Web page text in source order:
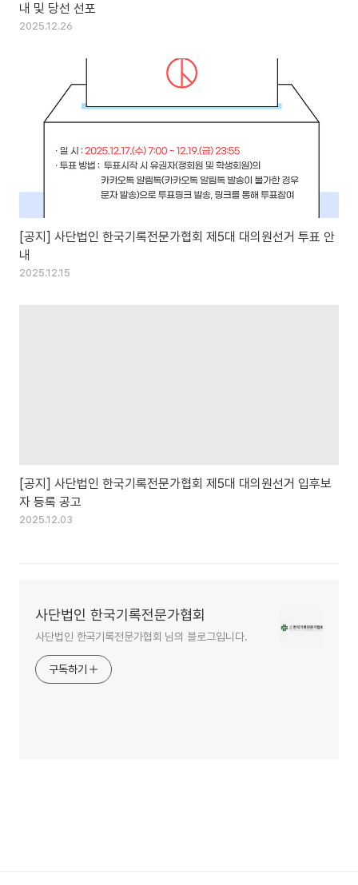
내 및 당선 선포
2025.12.26
[공지] 사단법인 한국기록전문가협회 제5대 대의원선거 투표 안
내
2025.12.15
[공지] 사단법인 한국기록전문가협회 제5대 대의원선거 입후보
자 등록 공고
2025.12.03
사단법인 한국기록전문가협회
사단법인 한국기록전문가협회 님의 블로그입니다.
구독하기